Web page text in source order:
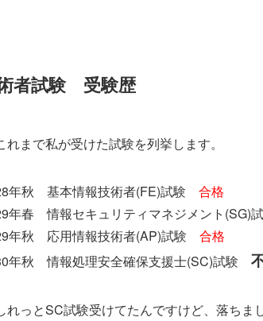
者試験 受験歴
れまで私が受けた試験を列挙します。
年秋 基本情報技術者(FE)試験 合格
年春 情報セキュリティマネジメント(SG)
年秋 応用情報技術者(AP)試験 合格
年秋 情報処理安全確保支援士(SC)試験
れっとSC試験受けてたんですけど、落ち